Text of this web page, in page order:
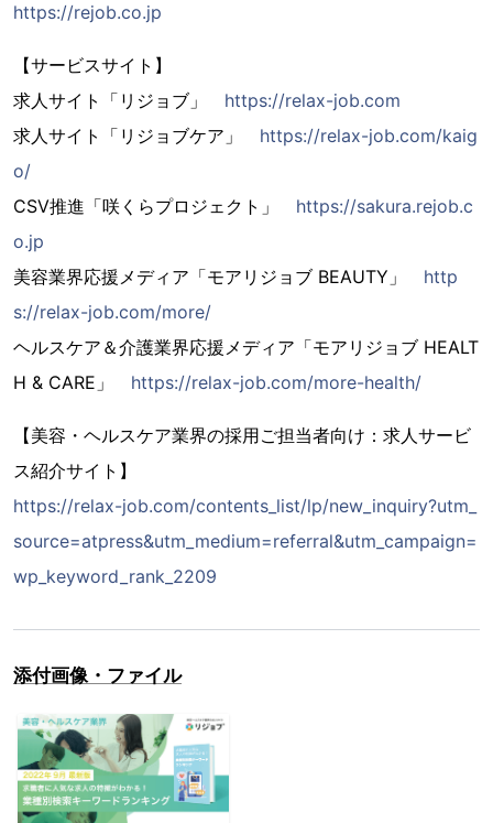
https://rejob.co.jp
【サービスサイト】
求人サイト「リジョブ」 https://relax-job.com
求人サイト「リジョブケア」 https://relax-job.com/kaig
o/
CSV推進「咲くらプロジェクト」 https://sakura.rejob.c
o.jp
美容業界応援メディア「モアリジョブ BEAUTY」 http
s://relax-job.com/more/
ヘルスケア＆介護業界応援メディア「モアリジョブ HEALT
H & CARE」 https://relax-job.com/more-health/
【美容・ヘルスケア業界の採用ご担当者向け：求人サービ
ス紹介サイト】
https://relax-job.com/contents_list/lp/new_inquiry?utm_
source=atpress&utm_medium=referral&utm_campaign=
wp_keyword_rank_2209
添付画像・ファイル